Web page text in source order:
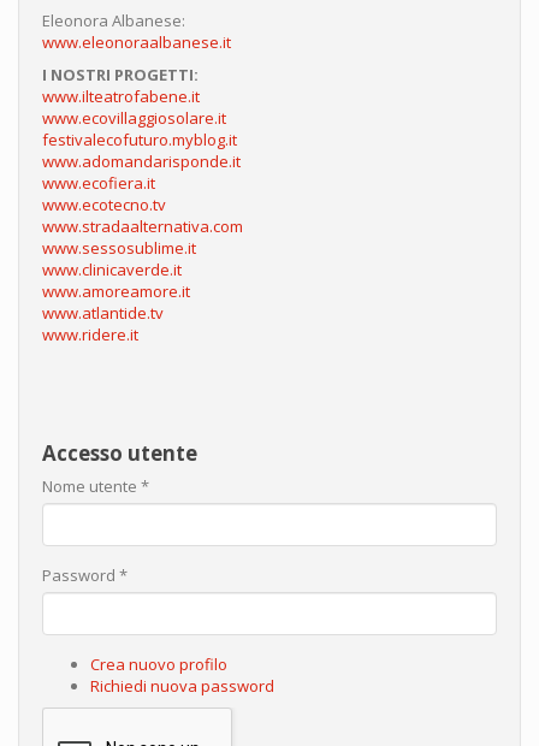
Eleonora Albanese:
www.eleonoraalbanese.it
I NOSTRI PROGETTI:
www.ilteatrofabene.it
www.ecovillaggiosolare.it
festivalecofuturo.myblog.it
www.adomandarisponde.it
www.ecofiera.it
www.ecotecno.tv
www.stradaalternativa.com
www.sessosublime.it
www.clinicaverde.it
www.amoreamore.it
www.atlantide.tv
www.ridere.it
Accesso utente
Nome utente *
Password *
Crea nuovo profilo
Richiedi nuova password